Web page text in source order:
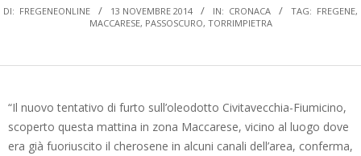
DI: FREGENEONLINE 13 NOVEMBRE 2014 IN: CRONACA TAG: FREGENE,
MACCARESE, PASSOSCURO, TORRIMPIETRA
“Il nuovo tentativo di furto sull’oleodotto Civitavecchia-Fiumicino,
scoperto questa mattina in zona Maccarese, vicino al luogo dove
era già fuoriuscito il cherosene in alcuni canali dell’area, conferma,